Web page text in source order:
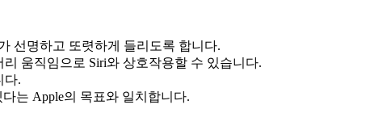
선명하고 또렷하게 들리도록 합니다.
움직임으로 Siri와 상호작용할 수 있습니다.
다.
는 Apple의 목표와 일치합니다.